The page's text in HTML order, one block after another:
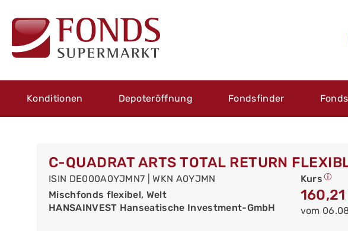
Konditionen Depoteröffnung Fondsfinder Fonds
C-QUADRAT ARTS TOTAL RETURN
ISIN DE000A0YJMN7 | WKN A0YJMN
Mischfonds flexibel, Welt
HANSAINVEST Hanseatische Investment-GmbH
Kurs
160,21
vom